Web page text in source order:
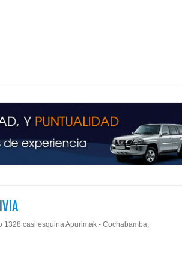
1328 casi esquina Apurimak - Cochabamba,